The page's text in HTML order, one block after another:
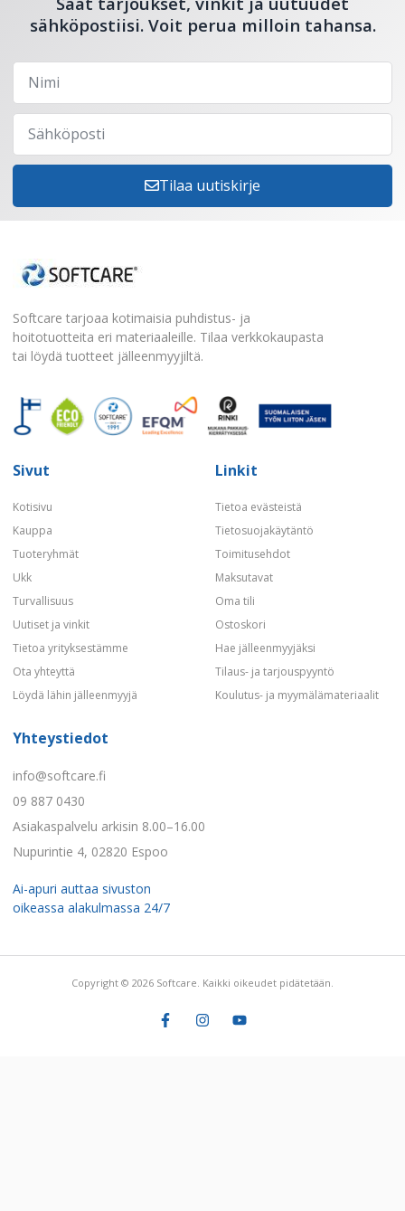
sähköpostiisi. Voit perua milloin tahansa.
Tilaa uutiskirje
Softcare tarjoaa kotimaisia puhdistus- ja
hoitotuotteita eri materiaaleille. Tilaa verkkokaupasta
tai löydä tuotteet jälleenmyyjiltä.
Sivut
Kotisivu
Kauppa
Tuoteryhmät
Ukk
Turvallisuus
Uutiset ja vinkit
Tietoa yrityksestämme
Ota yhteyttä
Löydä lähin jälleenmyyjä
Linkit
Tietoa evästeistä
Tietosuojakäytäntö
Toimitusehdot
Maksutavat
Oma tili
Ostoskori
Hae jälleenmyyjäksi
Tilaus- ja tarjouspyyntö
Koulutus- ja myymälämateriaalit
Yhteystiedot
info@softcare.fi
09 887 0430
Asiakaspalvelu arkisin 8.00–16.00
Nupurintie 4, 02820 Espoo
Ai-apuri auttaa sivuston
oikeassa alakulmassa 24/7
Copyright © 2026 Softcare. Kaikki oikeudet pidätetään.